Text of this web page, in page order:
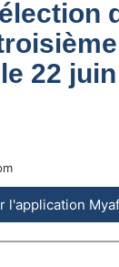
22 juin
l'application